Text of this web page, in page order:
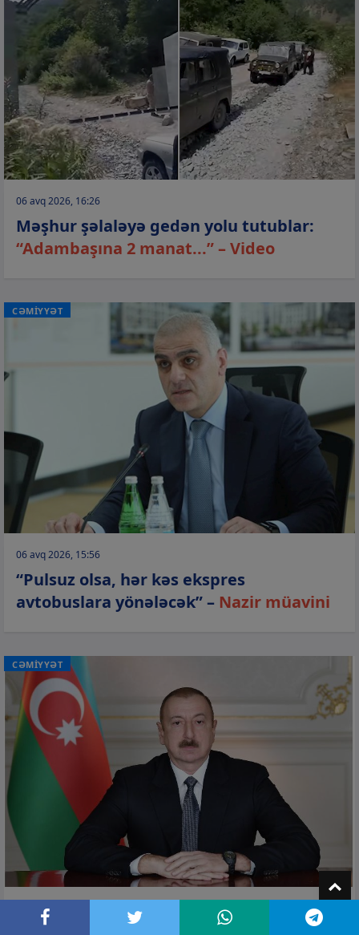
06 avq 2026, 16:26
Məşhur şəlaləyə gedən yolu tutublar:
“Adambaşına 2 manat...” – Video
CƏMİYYƏT
06 avq 2026, 15:56
“Pulsuz olsa, hər kəs ekspres
avtobuslara yönələcək” – Nazir müavini
CƏMİYYƏT
06 avq 2026, 14:25